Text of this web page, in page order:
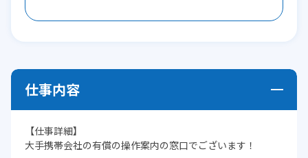
仕事内容
【仕事詳細】
大手携帯会社の有償の操作案内の窓口でございます！